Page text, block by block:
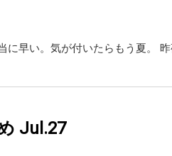
に早い。気が付いたらもう夏。
Jul.27